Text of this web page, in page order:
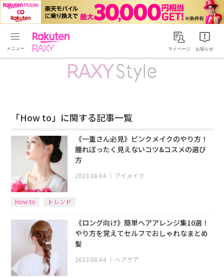
Rakuten RAXYマイページ お知らせ
「How to」に関する記事一覧
《一重さん必見》ピンクメイクのやり方！
腫れぼったく見えないコツ&コスメの選び
方
2023.08.04 ｜ アイメイク
How to トレンド
《ロング向け》簡単ヘアアレンジ集10選！
やり方を覚えてセルフでおしゃれなまとめ
髪
2023.08.04 ｜ ヘアケア